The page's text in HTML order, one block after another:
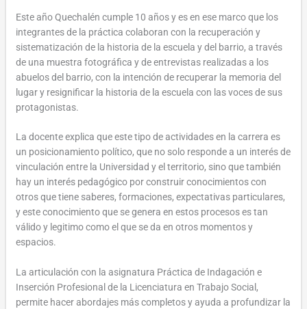
Este año Quechalén cumple 10 años y es en ese marco que los
integrantes de la práctica colaboran con la recuperación y
sistematización de la historia de la escuela y del barrio, a través
de una muestra fotográfica y de entrevistas realizadas a los
abuelos del barrio, con la intención de recuperar la memoria del
lugar y resignificar la historia de la escuela con las voces de sus
protagonistas.
La docente explica que este tipo de actividades en la carrera es
un posicionamiento político, que no solo responde a un interés de
vinculación entre la Universidad y el territorio, sino que también
hay un interés pedagógico por construir conocimientos con
otros que tiene saberes, formaciones, expectativas particulares,
y este conocimiento que se genera en estos procesos es tan
válido y legitimo como el que se da en otros momentos y
espacios.
La articulación con la asignatura Práctica de Indagación e
Inserción Profesional de la Licenciatura en Trabajo Social,
permite hacer abordajes más completos y ayuda a profundizar la